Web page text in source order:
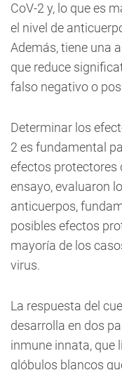
CoV-2 y, lo que es
el nivel de
Además, tiene una
que reduce
falso negativo o
Determinar los
2 es fundamental
efectos protectores
ensayo, evaluaron
anticuerpos,
posibles efectos
mayoría de los
virus.
La respuesta del
desarrolla en dos
inmune innata, que
glóbulos blancos